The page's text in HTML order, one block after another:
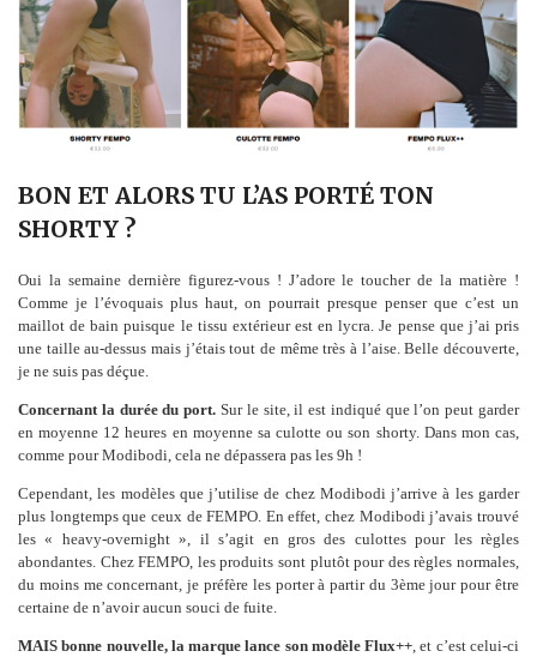
BON ET ALORS TU L’AS PORTÉ TON
SHORTY ?
Oui la semaine dernière figurez-vous ! J’adore le toucher de la matière !
Comme je l’évoquais plus haut, on pourrait presque penser que c’est un
maillot de bain puisque le tissu extérieur est en lycra. Je pense que j’ai pris
une taille au-dessus mais j’étais tout de même très à l’aise. Belle découverte,
je ne suis pas déçue.
Concernant la durée du port. Sur le site, il est indiqué que l’on peut garder
en moyenne 12 heures en moyenne sa culotte ou son shorty. Dans mon cas,
comme pour Modibodi, cela ne dépassera pas les 9h !
Cependant, les modèles que j’utilise de chez Modibodi j’arrive à les garder
plus longtemps que ceux de FEMPO. En effet, chez Modibodi j’avais trouvé
les « heavy-overnight », il s’agit en gros des culottes pour les règles
abondantes. Chez FEMPO, les produits sont plutôt pour des règles normales,
du moins me concernant, je préfère les porter à partir du 3ème jour pour être
certaine de n’avoir aucun souci de fuite.
MAIS bonne nouvelle, la marque lance son modèle Flux++ , et c’est celui-ci